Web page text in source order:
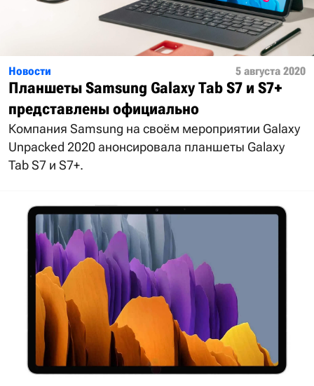
Новости 5 августа 2020
Планшеты Samsung Galaxy Tab S7 и S7+
представлены официально
Компания Samsung на своём мероприятии Galaxy
Unpacked 2020 анонсировала планшеты Galaxy
Tab S7 и S7+.